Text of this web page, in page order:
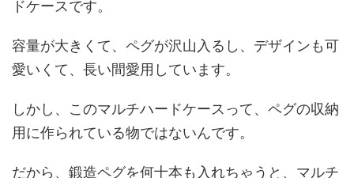
ドケースです。
容量が大きくて、ペグが沢山入るし、デザインも可
愛いくて、長い間愛用しています。
しかし、このマルチハードケースって、ペグの収納
用に作られている物ではないんです。
だから、鍛造ペグを何十本も入れちゃうと、マルチ